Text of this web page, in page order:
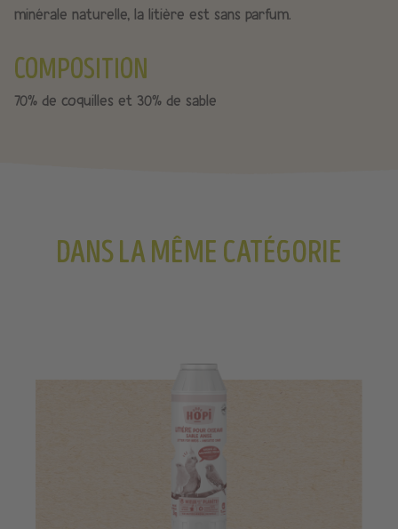
minérale naturelle, la litière est sans parfum.
COMPOSITION
70% de coquilles et 30% de sable
DANS LA MÊME CATÉGORIE